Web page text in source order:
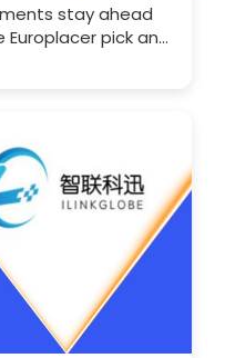
stay ahead
pick and